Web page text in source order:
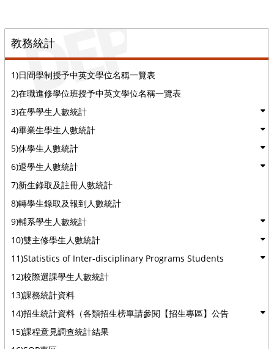
教務統計
1)日間學制授予中英文學位名稱一覽表
2)在職進修學位班授予中英文學位名稱一覽表
3)在學學生人數統計
4)畢業生學生人數統計
5)休學生人數統計
6)退學生人數統計
7)新生錄取及註冊人數統計
8)轉學生錄取及報到人數統計
9)輔系學生人數統計
10)雙主修學生人數統計
11)Statistics of Inter-disciplinary Programs Students
12)校際選課學生人數統計
13)課務統計資料
14)招生統計資料（各類招生榜單請參閱【招生專區】公告
15)課程意見調查統計結果